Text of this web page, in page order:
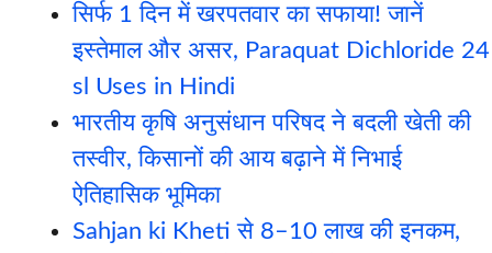
सिर्फ 1 दिन में खरपतवार का सफाया! जानें
इस्तेमाल और असर, Paraquat Dichloride 24
sl Uses in Hindi
भारतीय कृषि अनुसंधान परिषद ने बदली खेती की
तस्वीर, किसानों की आय बढ़ाने में निभाई
ऐतिहासिक भूमिका
Sahjan ki Kheti से 8–10 लाख की इनकम,